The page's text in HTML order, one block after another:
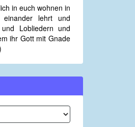
in euch wohnen in
lehrt und
Lobliedern und
ihr Gott mit Gnade